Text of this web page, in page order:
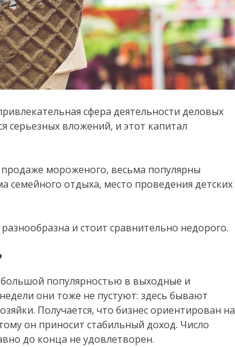
сфера деятельности деловых
серьезных вложений, и этот капитал
мороженого, весьма популярны
семейного отдыха, место проведения детских
и стоит сравнительно недорого.
популярностью в выходные и
они тоже не пустуют: здесь бывают
Получается, что бизнес ориентирован на
он приносит стабильный доход. Число
до конца не удовлетворен.